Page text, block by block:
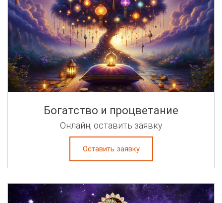
Богатство и процветание
Онлайн, оставить заявку
Оставить заявку